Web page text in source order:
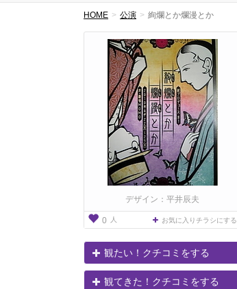
HOME 公演 絢爛とか爛漫とか
デザイン：平井辰夫
0 人 お気に入りチラシにする
観たい！クチコミをする
観てきた！クチコミをする